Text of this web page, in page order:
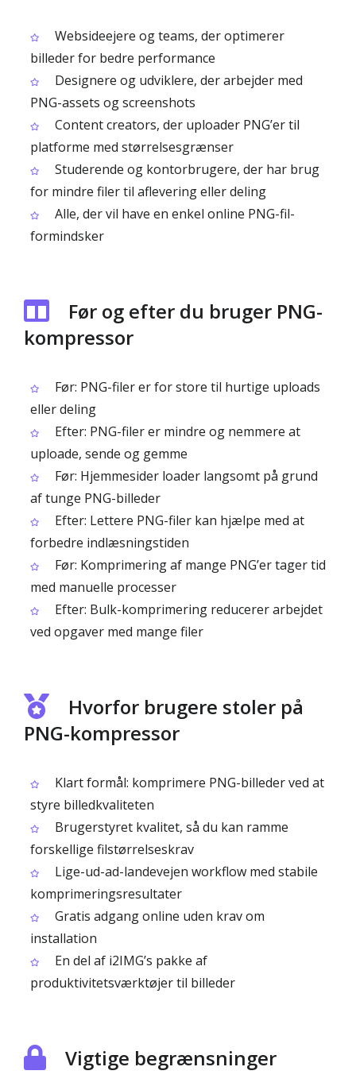
Websideejere og teams, der optimerer
billeder for bedre performance
Designere og udviklere, der arbejder med
PNG-assets og screenshots
Content creators, der uploader PNG’er til
platforme med størrelsesgrænser
Studerende og kontorbrugere, der har brug
for mindre filer til aflevering eller deling
Alle, der vil have en enkel online PNG-fil­
formindsker
Før og efter du bruger PNG-
kompressor
Før: PNG-filer er for store til hurtige uploads
eller deling
Efter: PNG-filer er mindre og nemmere at
uploade, sende og gemme
Før: Hjemmesider loader langsomt på grund
af tunge PNG-billeder
Efter: Lettere PNG-filer kan hjælpe med at
forbedre indlæsningstiden
Før: Komprimering af mange PNG’er tager tid
med manuelle processer
Efter: Bulk-komprimering reducerer arbejdet
ved opgaver med mange filer
Hvorfor brugere stoler på
PNG-kompressor
Klart formål: komprimere PNG-billeder ved at
styre billedkvaliteten
Brugerstyret kvalitet, så du kan ramme
forskellige filstørrelseskrav
Lige-ud-ad-landevejen workflow med stabile
komprimeringsresultater
Gratis adgang online uden krav om
installation
En del af i2IMG’s pakke af
produktivitetsværktøjer til billeder
Vigtige begrænsninger